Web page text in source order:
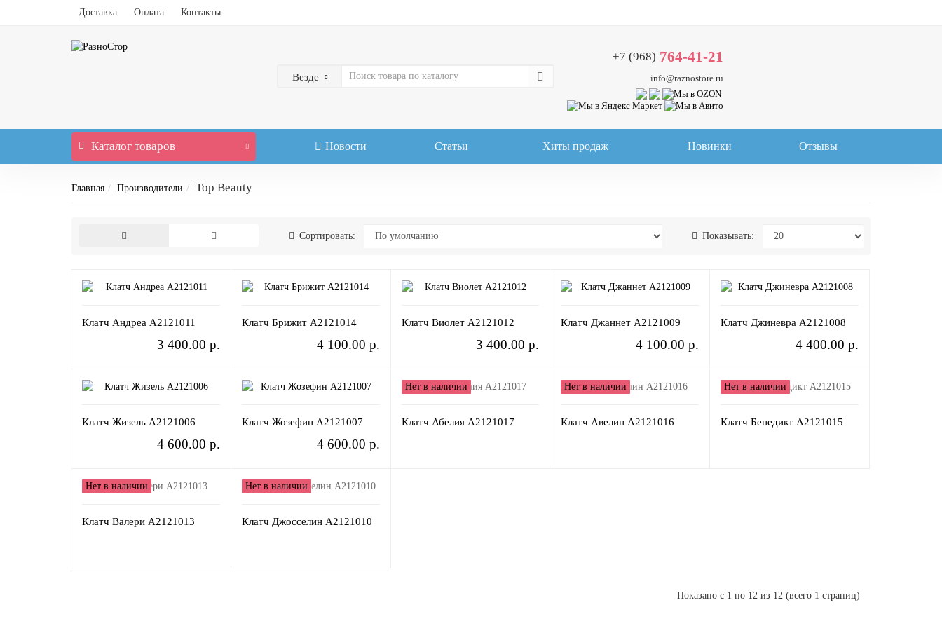
Доставка Оплата Контакты
Везде
+7 (968) 764-41-21
info@raznostore.ru
Каталог товаров Новости Статьи Хиты продаж Новинки Отзывы
Главная Производители Top Beauty
Сортировать: Показывать:
Клатч Андреа A2121011
3 400.00 р.
Клатч Брижит A2121014
4 100.00 р.
Клатч Виолет A2121012
3 400.00 р.
Клатч Джаннет A2121009
4 100.00 р.
Клатч Джиневра A2121008
4 400.00 р.
Клатч Жизель A2121006
4 600.00 р.
Клатч Жозефин A2121007
4 600.00 р.
Нет в наличии
Клатч Абелия A2121017
Нет в наличии
Клатч Авелин A2121016
Нет в наличии
Клатч Бенедикт A2121015
Нет в наличии
Клатч Валери A2121013
Нет в наличии
Клатч Джосселин A2121010
Показано с 1 по 12 из 12 (всего 1 страниц)